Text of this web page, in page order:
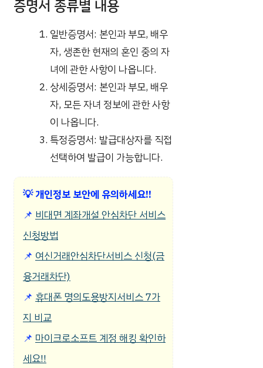
증명서 종류별 내용
일반증명서: 본인과 부모, 배우
자, 생존한 현재의 혼인 중의 자
녀에 관한 사항이 나옵니다.
상세증명서: 본인과 부모, 배우
자, 모든 자녀 정보에 관한 사항
이 나옵니다.
특정증명서: 발급대상자를 직접
선택하여 발급이 가능합니다.
💡 개인정보 보안에 유의하세요!!
📌 비대면 계좌개설 안심차단 서비스
신청방법
📌 여신거래안심차단서비스 신청(금
융거래차단)
📌 휴대폰 명의도용방지서비스 7가
지 비교
📌 마이크로소프트 계정 해킹 확인하
세요!!